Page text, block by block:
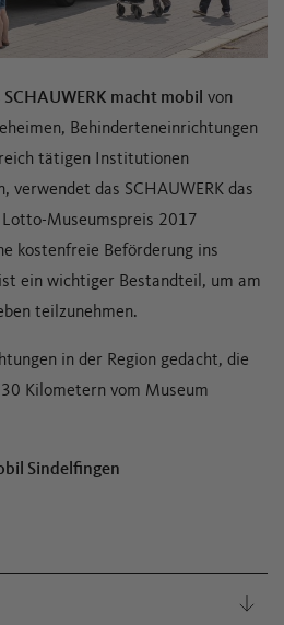
SCHAUWERK macht mobil von
Behinderteneinrichtungen
tätigen Institutionen
verwendet das SCHAUWERK das
Museumspreis 2017
kostenfreie Beförderung ins
ein wichtiger Bestandteil, um am
teilzunehmen.
in der Region gedacht, die
Kilometern vom Museum
Sindelfingen